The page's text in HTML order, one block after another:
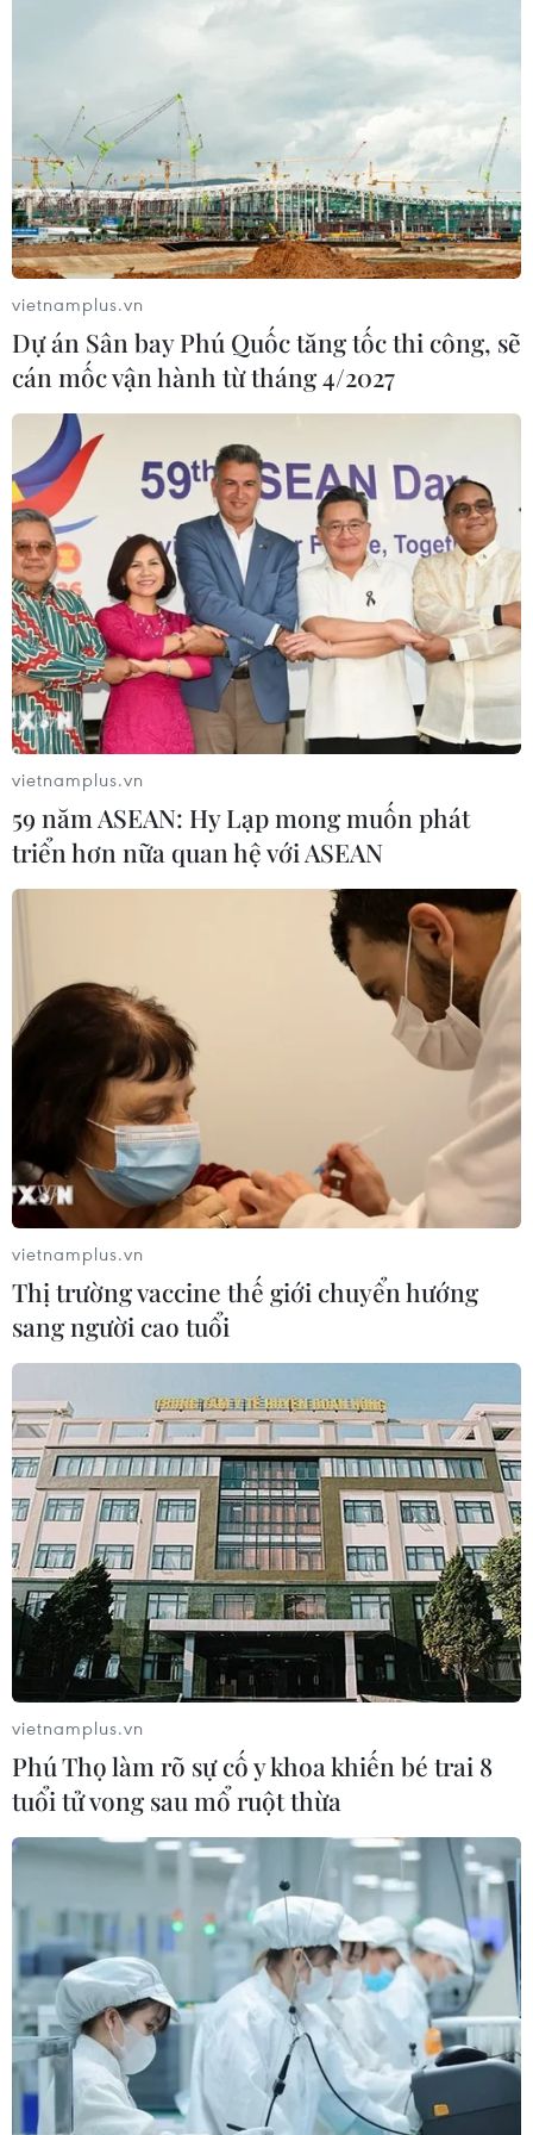
TIN CÙNG CHUYÊN MỤC
Cộng hòa Dân chủ Congo ghi nhận
hơn 300 trẻ em tử vong do Ebola
08/08/2026 15:21
Đà Nẵng: Hỗ trợ 700 triệu đồng cho
đồng bào nghèo xã Hùng Sơn
08/08/2026 09:58
vietnamplus.vn
Dự án Sân bay Phú Quốc tăng tốc thi công, sẽ
cán mốc vận hành từ tháng 4/2027
vietnamplus.vn
59 năm ASEAN: Hy Lạp mong muốn phát
triển hơn nữa quan hệ với ASEAN
vietnamplus.vn
Thị trường vaccine thế giới chuyển hướng
sang người cao tuổi
vietnamplus.vn
Phú Thọ làm rõ sự cố y khoa khiến bé trai 8
tuổi tử vong sau mổ ruột thừa